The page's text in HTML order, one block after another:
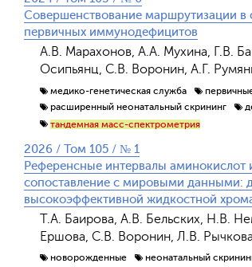
Совершенствование маршрутизации в
первичных иммунодефицитов
А.В. Марахонов, А.А. Мухина, Г.В.
Осипьянц, С.В. Воронин, А.Г.
медико-генетическая служба
расширенный неонатальный скрининг
тандемная масс-спектрометрия
2026 / Том 105 / № 1
Референсные интервалы аминокислот
сопоставление с мировыми данными:
высокоэффективной жидкостной
Т.А. Баирова, А.В. Бельских, Н.В.
Ершова, С.В. Воронин, Л.В. Рычкова
новорожденные неонатальный